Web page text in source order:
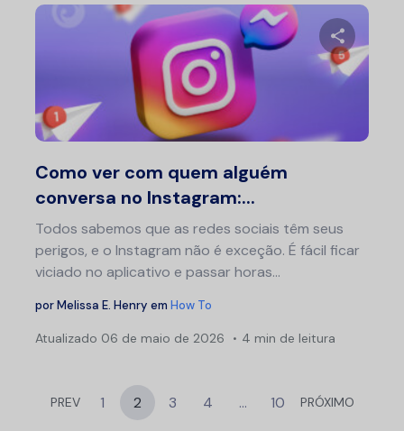
Como ver com quem alguém
conversa no Instagram:...
Todos sabemos que as redes sociais têm seus
perigos, e o Instagram não é exceção. É fácil ficar
viciado no aplicativo e passar horas...
porMelissa E. Henry em How To
Atualizado 06 de maio de 2026 4 min de leitura
por
PREV 1 2 3 4 … 10 PRÓXIMO